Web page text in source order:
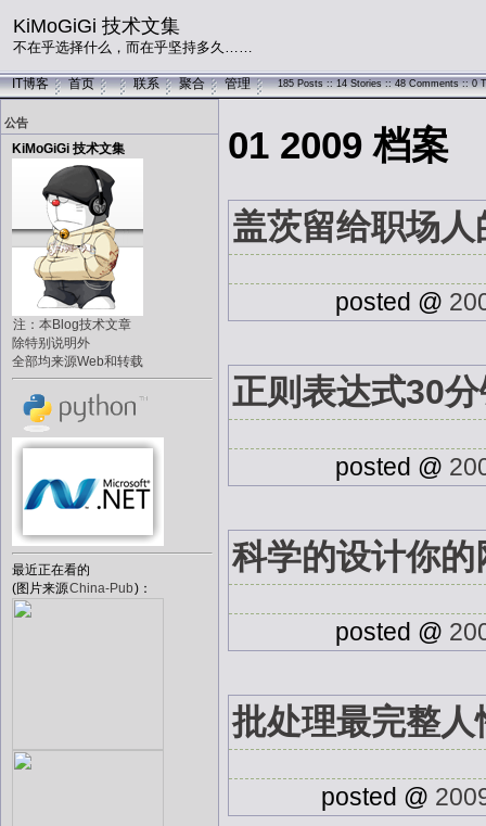
KiMoGiGi 技术文集
不在乎选择什么，而在乎坚持多久……
IT博客 首页 联系 聚合 管理 185 Posts :: 14 Stories :: 48 Comments :: 0
公告
KiMoGiGi 技术文集
注：本Blog技术文章
除特别说明外
全部均来源Web和转载
最近正在看的
(图片来源China-Pub)：
01 2009 档案
盖茨留给职场
posted @
正则表达式30
posted @
科学的设计你的
posted @
批处理最完整
posted @